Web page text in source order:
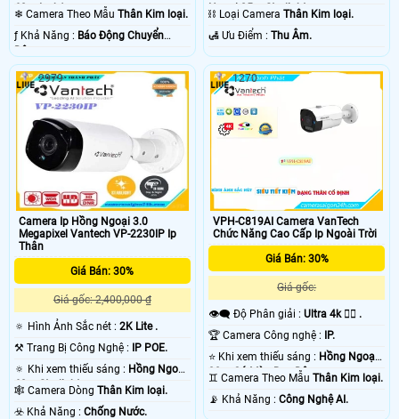
60m Led Array.
❄ Camera Theo Mẫu Thân Kim loại.
️ƒ Khả Năng : Báo Động Chuyển
Động.
Ngoại 25m Starlight.
⛓ Loại CameraThân Kim loại.
️🛃 Ưu Điểm :Thu Âm.
Camera Ip Hồng Ngoại 3.0
Megapixel Vantech VP-2230IP Ip
Thân
Giá Bán: 30%
Giá gốc: 2,400,000 ₫
🔅 Hình Ảnh Sắc nét : 2K Lite .
⚒ Trang Bị Công Nghệ : IP POE.
🔅 Khi xem thiếu sáng : Hồng Ngoại
60m Starlight.
🕸️ Camera Dòng Thân Kim loại.
️☣️ Khả Năng : Chống Nước.
2979
VPH-C819AI Camera VanTech
Chức Năng Cao Cấp Ip Ngoài Trời
Giá Bán: 30%
Giá gốc:
👁️‍🗨 Độ Phân giải :Ultra 4k 👍🏾 .
🏆 Camera Công nghệ : IP.
⭐ Khi xem thiếu sáng : Hồng Ngoại
30m Có Màu Ban Ðêm.
♊ Camera Theo MẫuThân Kim loại.
️📡 Khả Năng :Công Nghệ AI.
1270